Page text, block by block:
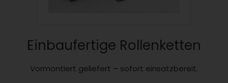
Einbaufertige Rollenketten
Vormontiert geliefert – sofort einsatzbereit.